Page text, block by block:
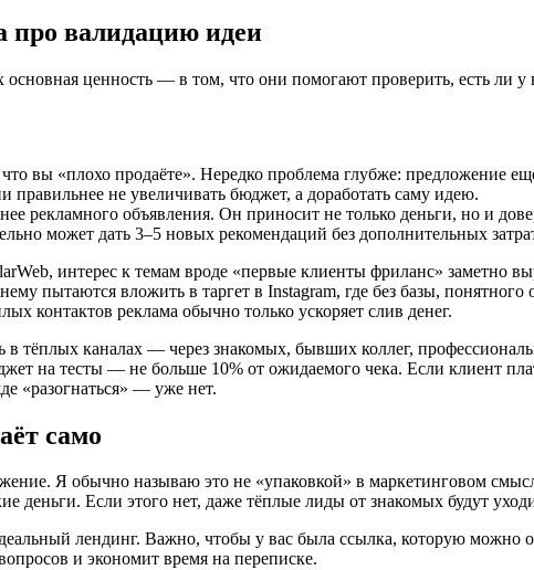
про валидацию идеи
ценность — в том, что они помогают проверить, есть ли
что вы «плохо продаёте». Нередко проблема глубже: предложение
не увеличивать бюджет, а доработать саму идею.
рекламного объявления. Он приносит не только деньги, но и
может дать 3–5 новых рекомендаций без дополнительных
интерес к темам вроде «первые клиенты фриланс» заметно
пытаются вложить в таргет в Instagram, где без базы, понятного
контактов реклама обычно только ускоряет слив денег.
в тёплых каналах — через знакомых, бывших коллег,
на тесты — не больше 10% от ожидаемого чека. Если клиент
«разогнаться» — уже нет.
само
Я обычно называю это не «упаковкой» в маркетинговом
деньги. Если этого нет, даже тёплые лиды от знакомых будут
лендинг. Важно, чтобы у вас была ссылка, которую можно
и экономит время на переписке.